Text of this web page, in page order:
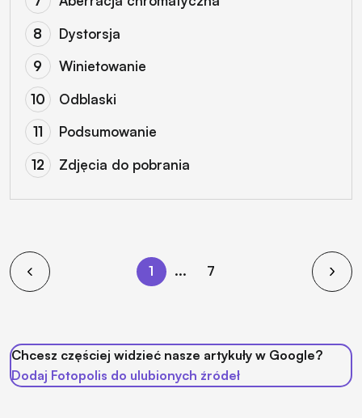
Dystorsja
Winietowanie
Odblaski
Podsumowanie
Zdjęcia do pobrania
1 ... 7
Chcesz częściej widzieć nasze artykuły w Google?
Dodaj Fotopolis do ulubionych źródeł